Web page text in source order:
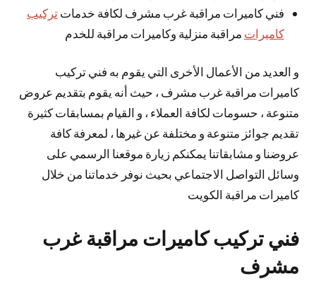
فني كاميرات مراقبة غرب مشرف لكافة خدماتتركيب
كاميرات مراقبة منزلية وكاميرات مراقبة للخدم
و العديد من الأعمال الأخرى التي يقوم به فني تركيب
كاميرات مراقبة غرب مشرف ، حيث أنه يقوم بتقديم عروض
متنوعة ، حسومات لكافة العملاء ، و القيام بمسابقات كثيرة
تقديم جوائز متنوعة و مختلفة عن غيرها ، لمعرفة كافة
عروضنا و مشابقاتنا يمكنكم زيارة موقعنا الرسمي على
وسائل التواصل الاجتماعي بحيث نوفر خدماتنا من خلال
كاميرات مراقبة الكويت
فني تركيب كاميرات مراقبة غرب
مشرف